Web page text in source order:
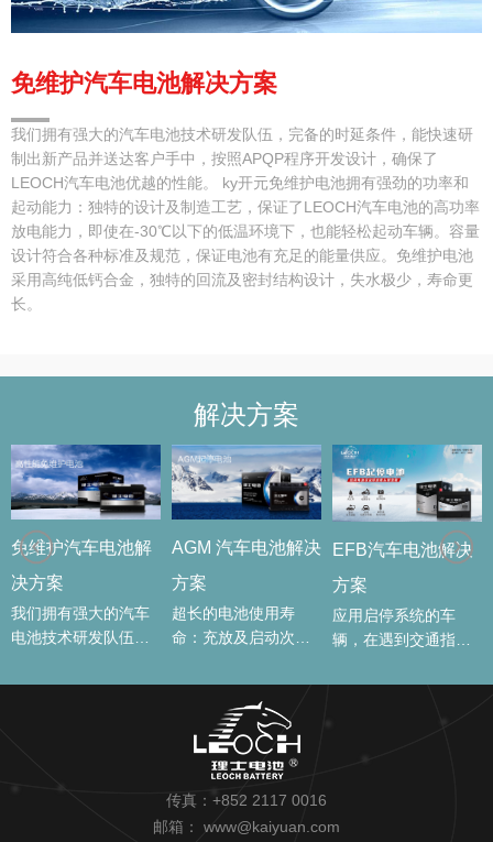
免维护汽车电池解决方案
我们拥有强大的汽车电池技术研发队伍，完备的时延条件，能快速研
制出新产品并送达客户手中，按照APQP程序开发设计，确保了
LEOCH汽车电池优越的性能。 ky开元免维护电池拥有强劲的功率和
起动能力：独特的设计及制造工艺，保证了LEOCH汽车电池的高功率
放电能力，即使在-30℃以下的低温环境下，也能轻松起动车辆。容量
设计符合各种标准及规范，保证电池有充足的能量供应。免维护电池
采用高纯低钙合金，独特的回流及密封结构设计，失水极少，寿命更
长。
解决方案
免维护汽车电池解
决方案
我们拥有强大的汽车
电池技术研发队伍，
快速研制出新产品并
AGM 汽车电池解决
方案
超长的电池使用寿
命：充放及启动次数
比普通蓄电池使用寿
命更长。 优越的电池
性能，强劲的功率和
起动能力：独特的设
计及制造工艺，保证
了LEOCH汽车电池的
高功率放电能力，即
EFB汽车电池解决
方案
应用启停系统的车
辆，在遇到交通指示
火，以便于节省燃料
传真：+852 2117 0016
邮箱： www@kaiyuan.com